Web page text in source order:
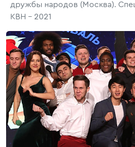
дружбы народов (Москва).
КВН - 2021